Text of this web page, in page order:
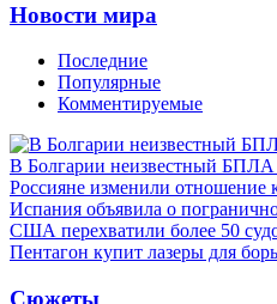
Новости мира
Последние
Популярные
Комментируемые
В Болгарии неизвестный БПЛА
Россияне изменили отношение
Испания объявила о
США перехватили более 50
Пентагон купит лазеры для
Сюжеты